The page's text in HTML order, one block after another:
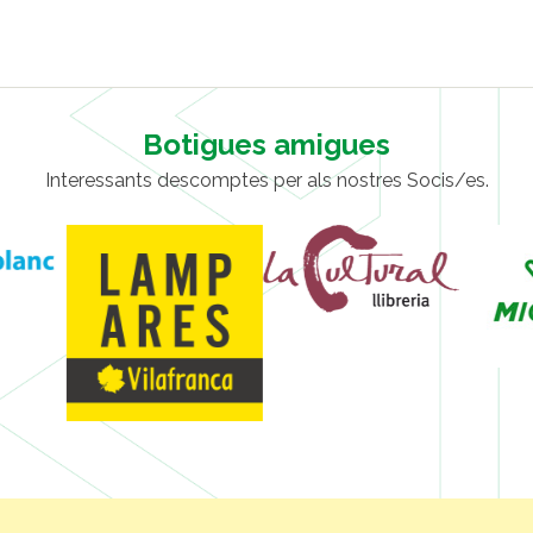
Botigues amigues
Interessants descomptes per als nostres Socis/es.